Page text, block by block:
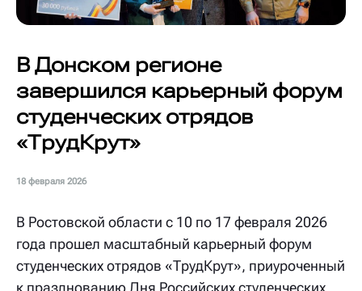
В Донском регионе
завершился карьерный форум
студенческих отрядов
«ТрудКрут»
18 февраля 2026
В Ростовской области с 10 по 17 февраля 2026
года прошел масштабный карьерный форум
студенческих отрядов «ТрудКрут», приуроченный
к празднованию Дня Российских студенческих